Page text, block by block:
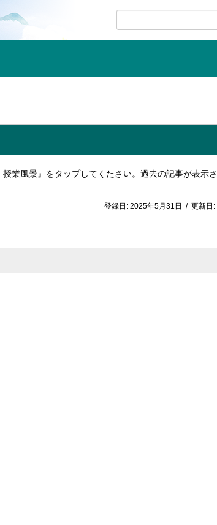
業風景』をタップしてくたさい。過去の記事が表示さ
登録日: 2025年5月31日 / 更新日: